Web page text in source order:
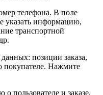
телефона. В поле
указать информацию,
транспортной
позиции заказа,
покупателе. Нажмите
пользователе и заказе,